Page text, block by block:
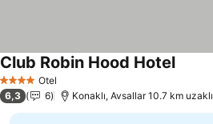
4 Yıldız Otel
Club Robin Hood Hotel
6,3 6 Konaklı, Avsallar 10.7 km